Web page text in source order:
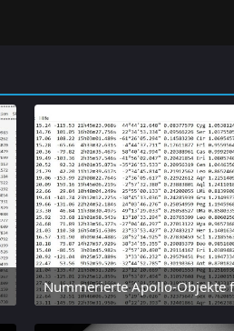
6. August 2026 um 15:14